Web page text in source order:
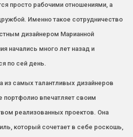
просто рабочими отношениями, а
Именно такое сотрудничество
дизайнером Марианной
начались много лет назад и
по сей день.
из самых талантливых дизайнеров
впечатляет своим
реализованных проектов. Она
который сочетает в себе роскошь,